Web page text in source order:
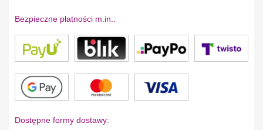
Bezpieczne płatności m.in.:
Dostępne formy dostawy: